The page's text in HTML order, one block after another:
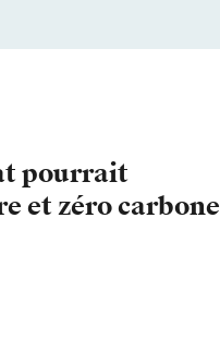
pourrait
et zéro carbone